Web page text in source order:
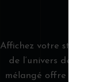
Affichez votre style
de l’univers des
mélangé offre